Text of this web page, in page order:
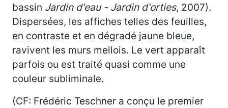
bassin Jardin d'eau - Jardin d'orties, 2007).
Dispersées, les affiches telles des feuilles,
en contraste et en dégradé jaune bleue,
ravivent les murs mellois. Le vert apparaît
parfois ou est traité quasi comme une
couleur subliminale.
(CF: Frédéric Teschner a conçu le premier